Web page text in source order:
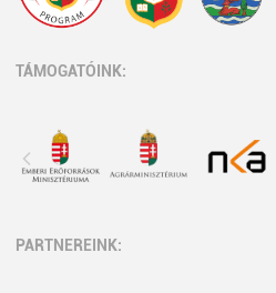
TÁMOGATÓINK:
PARTNEREINK: